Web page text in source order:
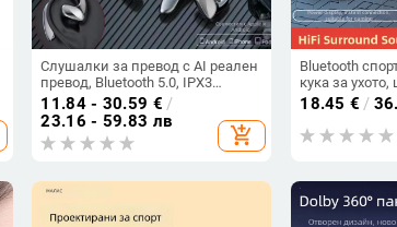
Слушалки за превод с AI реален
превод, Bluetooth 5.0, IPX3
водоустойчиви, обхват 15 м, 4–8
ч живот на батерията
11.84 - 30.59 € /
23.16 - 59.83 лв
add_shopping_cart
Bluetooth
кука за
Bluetooth 5.2,
>8 ч,
18.45 € /